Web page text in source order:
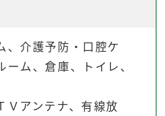
、介護予防・口腔ケ
ム、倉庫、トイレ、
Ｖアンテナ、有線放